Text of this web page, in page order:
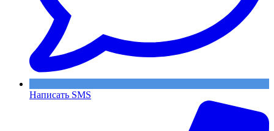
Написать SMS